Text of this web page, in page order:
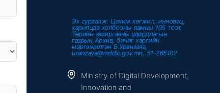
Эх сурвалж: Цахим хөгжил, инновац,
харилцаа холбооны яамны 105 тоот,
Төрийн захиргааны удирдлагын
газрын Архив, бичиг хэргийн
мэргэжилтэн Б.Уранзаяа,
uranzaya@mddic.gov.mn, 51-265102
Ministry of Digital Development,
Innovation and